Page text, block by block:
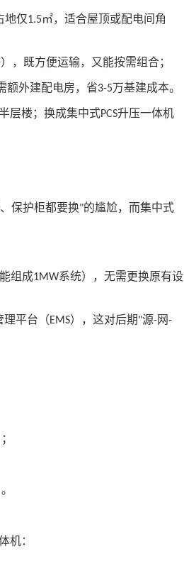
地仅1.5㎡，适合屋顶或配电间角
，既方便运输，又能按需组合；
额外建配电房，省3-5万基建成本。
层楼；换成集中式PCS升压一体机
保护柜都要换"的尴尬，而集中式
组成1MW系统），无需更换原有设
理平台（EMS），这对后期"源-网-
机：